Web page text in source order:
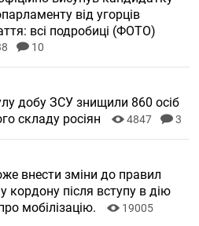
від угорців
всі подробиці (ФОТО)
10
добу ЗСУ знищили 860 осіб
складу росіян
4847 3
внести зміни до правил
кордону після вступу в дію
мобілізацію.
19005